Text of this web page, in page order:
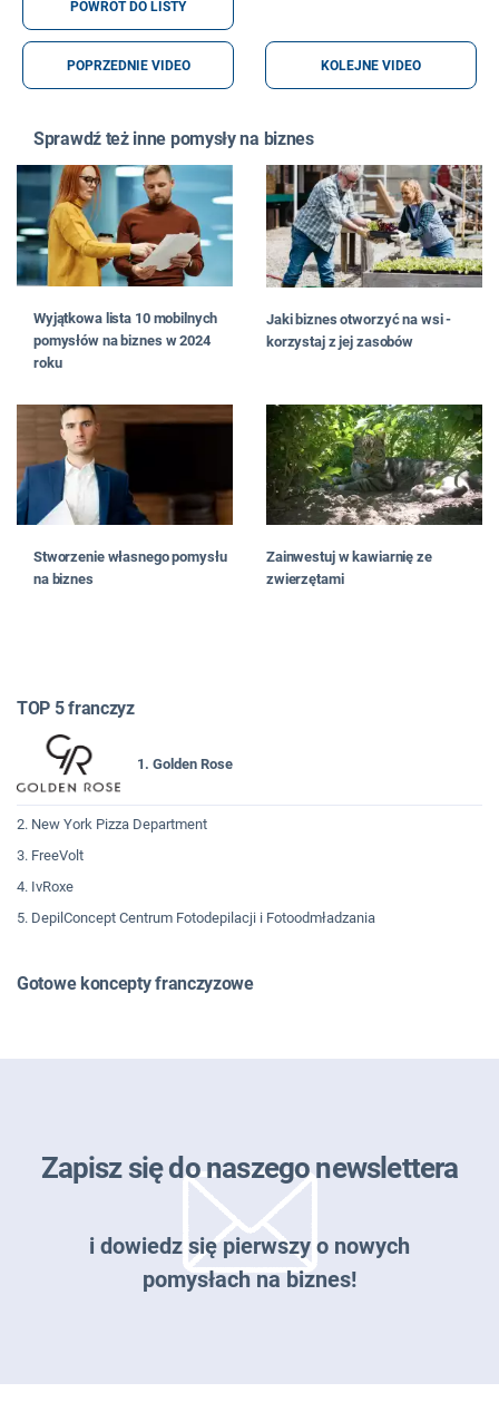
POWRÓT DO LISTY
POPRZEDNIE VIDEO KOLEJNE VIDEO
Sprawdź też inne pomysły na biznes
Wyjątkowa lista 10 mobilnych
pomysłów na biznes w 2024
roku
Jaki biznes otworzyć na wsi -
korzystaj z jej zasobów
Stworzenie własnego pomysłu
na biznes
Zainwestuj w kawiarnię ze
zwierzętami
TOP 5 franczyz
1. Golden Rose
2. New York Pizza Department
3. FreeVolt
4. IvRoxe
5. DepilConcept Centrum Fotodepilacji i Fotoodmładzania
Gotowe koncepty franczyzowe
Zapisz się do naszego newslettera
i dowiedz się pierwszy o nowych
pomysłach na biznes!